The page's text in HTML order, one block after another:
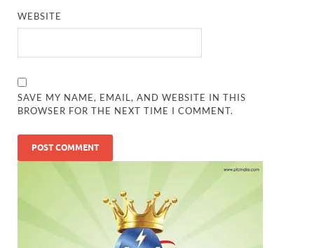
WEBSITE
SAVE MY NAME, EMAIL, AND WEBSITE IN THIS
BROWSER FOR THE NEXT TIME I COMMENT.